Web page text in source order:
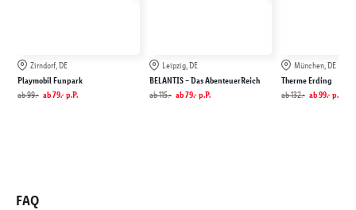
Zirndorf, DE
Playmobil Funpark
ab99.- ab79.- p.P.
Leipzig, DE
BELANTIS – Das AbenteuerReich
ab115.- ab79.- p.P.
München, DE
Therme Erding
ab132.- ab99.- p.P.
FAQ